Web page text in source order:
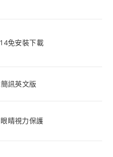
免安裝下載
訊英文版
睛視力保護